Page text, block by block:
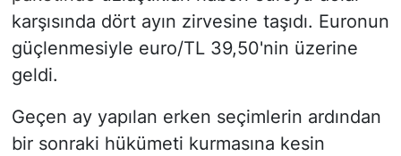
karşısında dört ayın zirvesine taşıdı. Euronun
güçlenmesiyle euro/TL 39,50'nin üzerine
geldi.
Geçen ay yapılan erken seçimlerin ardından
bir sonraki hükümeti kurmasına kesin